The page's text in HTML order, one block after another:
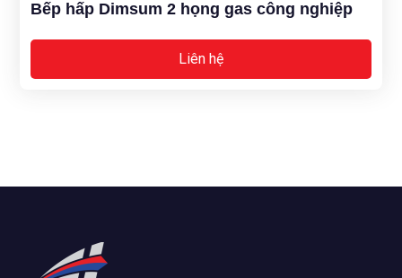
Bếp hấp Dimsum 2 họng gas công nghiệp
Liên hệ